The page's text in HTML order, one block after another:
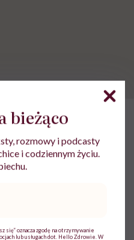
najczęściej
młodych
starzy, biali
bieżąco
rozmowy i podcasty
i codziennym życiu.
się” oznacza zgodę na otrzymywanie
lub usługach dot. Hello Zdrowie. W